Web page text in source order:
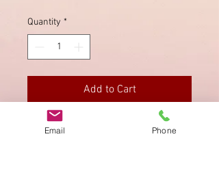
Quantity *
Add to Cart
Viererblock mit Doppelprägung
Email Phone